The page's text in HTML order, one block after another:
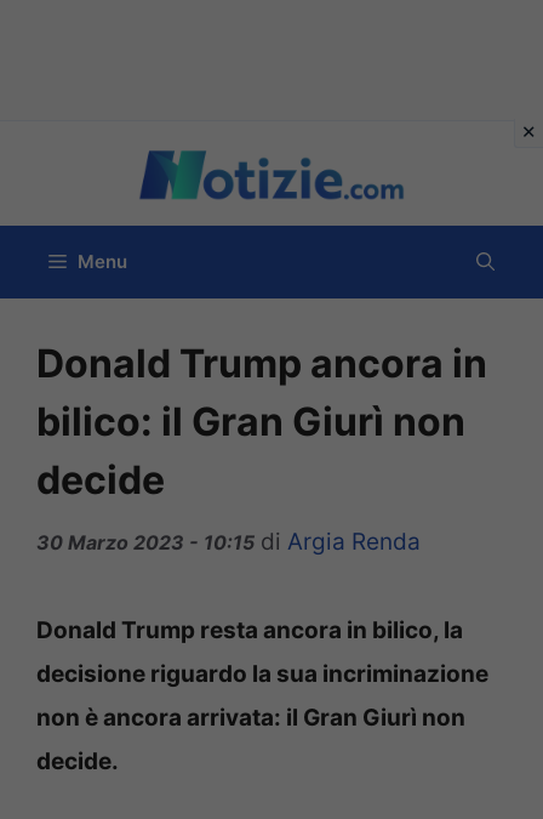
contenuto
Menu
Donald Trump ancora in
bilico: il Gran Giurì non
decide
30 Marzo 2023 - 10:15 di Argia Renda
Donald Trump resta ancora in bilico, la
decisione riguardo la sua incriminazione
non è ancora arrivata: il Gran Giurì non
decide.